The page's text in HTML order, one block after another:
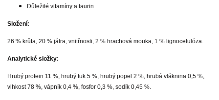
Důležité vitamíny a taurin
Složení:
26 % krůta, 20 % játra, vnitřnosti, 2 % hrachová mouka, 1 % lignocelulóza.
Analytické složky:
Hrubý protein 11 %, hrubý tuk 5 %, hrubý popel 2 %, hrubá vláknina 0,5 %,
vlhkost 78 %, vápník 0,4 %, fosfor 0,3 %, sodík 0,45 %.